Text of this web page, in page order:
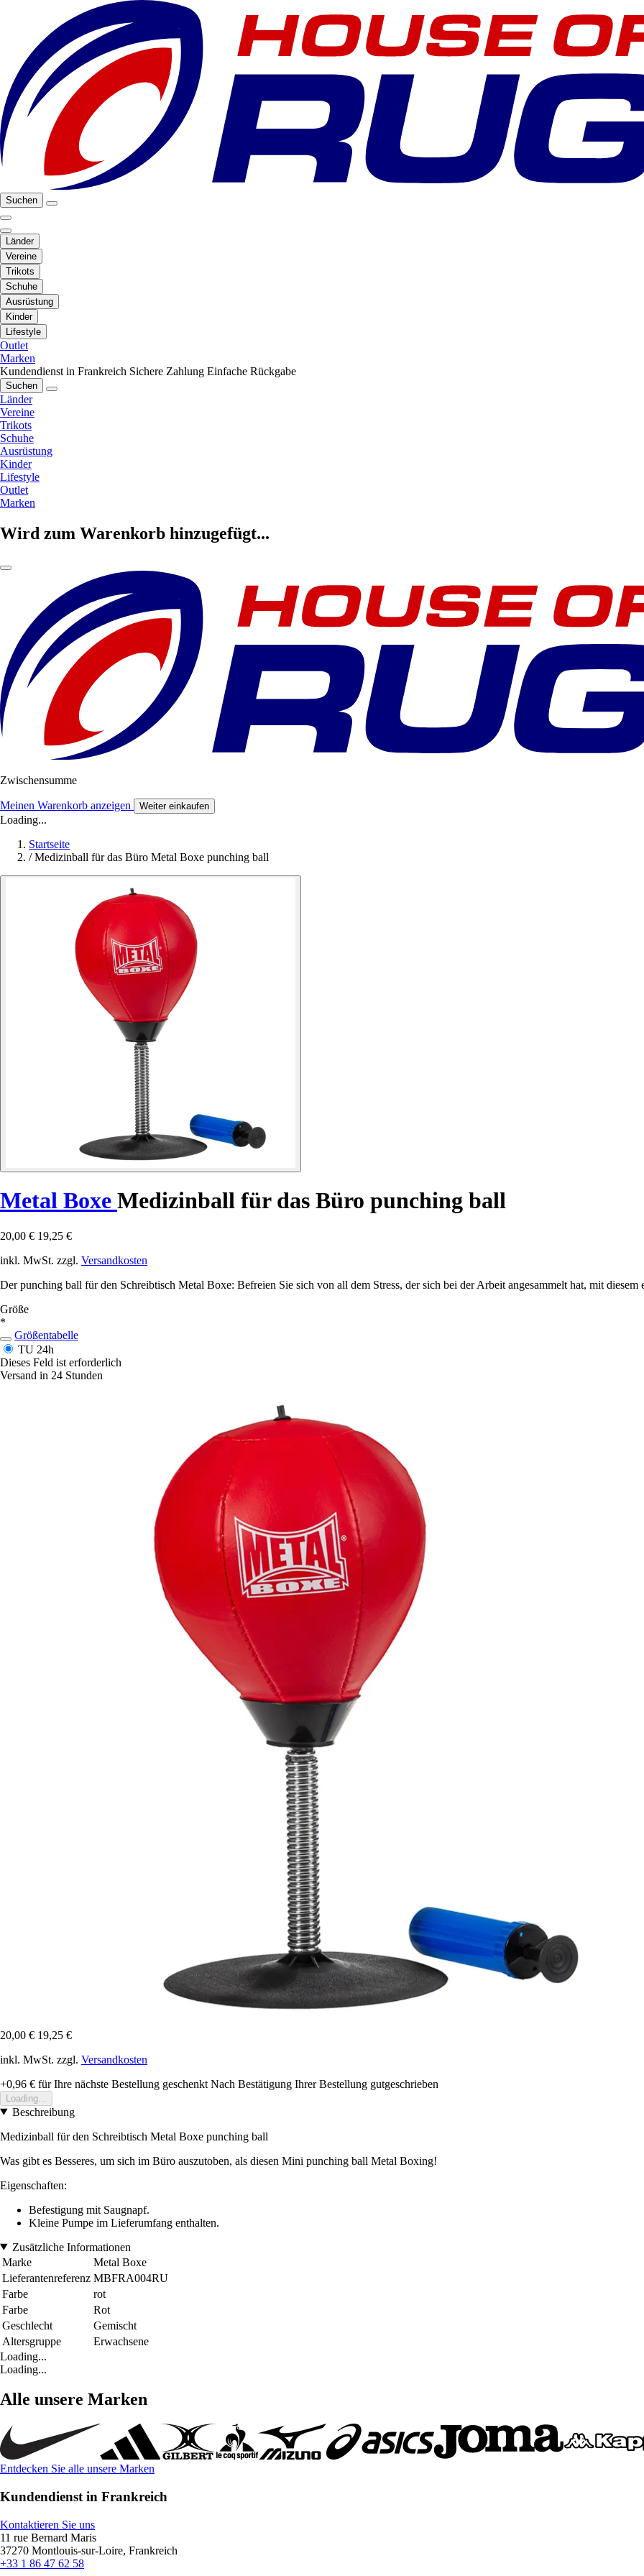
Suchen
Länder
Vereine
Trikots
Schuhe
Ausrüstung
Kinder
Lifestyle
Outlet
Marken
Kundendienst in Frankreich Sichere Zahlung Einfache Rückgabe
Suchen
Länder
Vereine
Trikots
Schuhe
Ausrüstung
Kinder
Lifestyle
Outlet
Marken
Wird zum Warenkorb hinzugefügt...
Zwischensumme
Meinen Warenkorb anzeigen Weiter einkaufen
Loading...
Startseite
/ Medizinball für das Büro Metal Boxe punching ball
Metal Boxe Medizinball für das Büro punching ball
20,00 € 19,25 €
inkl. MwSt. zzgl. Versandkosten
Der punching ball für den Schreibtisch Metal Boxe: Befreien Sie sich von all dem Stress, der sich bei der Arbeit angesammelt hat, mit
Größe
*
Größentabelle
TU 24h
Dieses Feld ist erforderlich
Versand in 24 Stunden
20,00 € 19,25 €
inkl. MwSt. zzgl. Versandkosten
+0,96 € für Ihre nächste Bestellung geschenkt Nach Bestätigung Ihrer Bestellung gutgeschrieben
Loading...
Beschreibung
Medizinball für den Schreibtisch Metal Boxe punching ball
Was gibt es Besseres, um sich im Büro auszutoben, als diesen Mini punching ball Metal Boxing!
Eigenschaften:
Befestigung mit Saugnapf.
Kleine Pumpe im Lieferumfang enthalten.
Zusätzliche Informationen
Marke
Metal Boxe
Lieferantenreferenz MBFRA004RU
Farbe
rot
Farbe
Rot
Geschlecht
Gemischt
Altersgruppe
Erwachsene
Loading...
Loading...
Alle unsere Marken
Entdecken Sie alle unsere Marken
Kundendienst in Frankreich
Kontaktieren Sie uns
11 rue Bernard Maris
37270 Montlouis-sur-Loire, Frankreich
+33 1 86 47 62 58